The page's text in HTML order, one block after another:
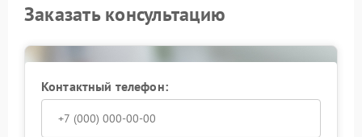
Заказать консультацию
Контактный телефон: